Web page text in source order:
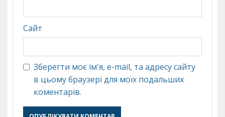
Сайт
Зберегти моє ім'я, e-mail, та адресу сайту
в цьому браузері для моїх подальших
коментарів.